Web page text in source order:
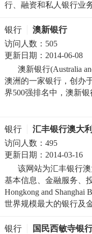
行、融资和私人银行业
银行 澳新银行
访问人数： 505
更新日期： 2014-06-08
澳新银行(Australia
澳洲的一家银行，创办
界500强排名中，澳新
银行 汇丰银行澳大
访问人数： 495
更新日期： 2014-03-16
该网站为汇丰银行
基本信息、金融服务、
Hongkong and Shanghai
世界规模最大的银行及
银行 国民西敏寺银